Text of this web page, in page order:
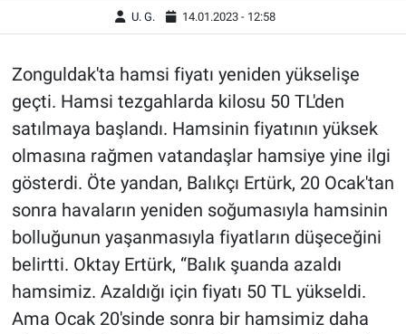
U. G. 14.01.2023 - 12:58
Zonguldak'ta hamsi fiyatı yeniden yükselişe
geçti. Hamsi tezgahlarda kilosu 50 TL'den
satılmaya başlandı. Hamsinin fiyatının yüksek
olmasına rağmen vatandaşlar hamsiye yine ilgi
gösterdi. Öte yandan, Balıkçı Ertürk, 20 Ocak'tan
sonra havaların yeniden soğumasıyla hamsinin
bolluğunun yaşanmasıyla fiyatların düşeceğini
belirtti. Oktay Ertürk, “Balık şuanda azaldı
hamsimiz. Azaldığı için fiyatı 50 TL yükseldi.
Ama Ocak 20'sinde sonra bir hamsimiz daha